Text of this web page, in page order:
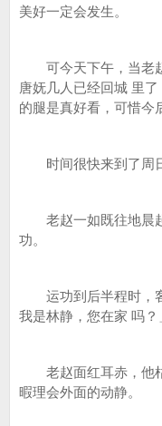
美好一定会发生。
可今天下午，当老赵
唐妩几人已经回城 里
的腿是真好看，可惜今
时间很快来到了周日
老赵一如既往地晨起
功。
运功到后半程时，客
我是林静，您在家 吗？
老赵面红耳赤，他枯
暇理会外面的动静。